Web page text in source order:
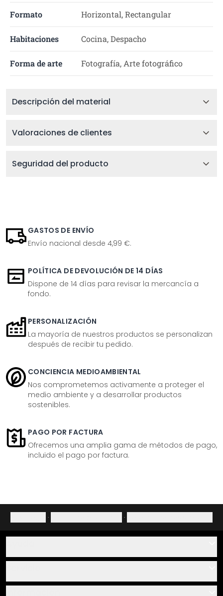
Formato Horizontal, Rectangular
Habitaciones Cocina, Despacho
Forma de arte Fotografía, Arte fotográfico
Descripción del material
Valoraciones de clientes
Seguridad del producto
GASTOS DE ENVÍO
Envío nacional desde 4,99 €.
POLÍTICA DE DEVOLUCIÓN DE 14 DÍAS
Dispone de 14 días para revisar la mercancía a
fondo.
PERSONALIZACIÓN
La mayoría de nuestros productos se personalizan
después de recibir tu pedido.
CONCIENCIA MEDIOAMBIENTAL
Nos comprometemos activamente a proteger el
medio ambiente y a desarrollar productos
sostenibles.
PAGO POR FACTURA
Ofrecemos una amplia gama de métodos de pago,
incluido el pago por factura.
· ·
Sobre nosotros